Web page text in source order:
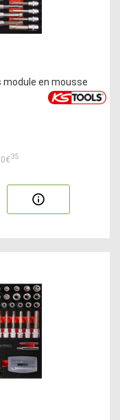
module en mousse
35